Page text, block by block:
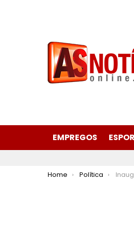
EMPREGOS
You are here:
Home Política Inaugurações